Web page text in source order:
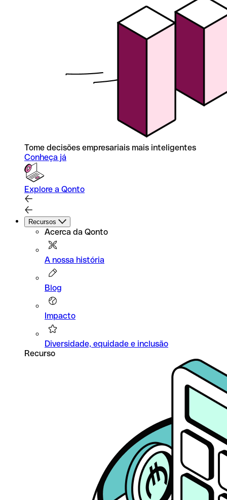
Tome decisões empresariais mais inteligentes
Conheça já
Explore a Qonto
Recursos
Acerca da Qonto
A nossa história
Blog
Impacto
Diversidade, equidade e inclusão
Recurso